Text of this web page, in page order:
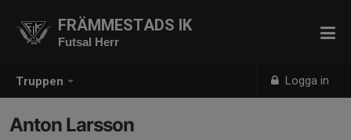
Truppen Logga in
FRÄMMESTADS IK
Futsal Herr
Anton Larsson